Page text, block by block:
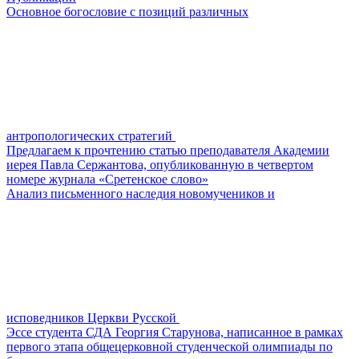
Основное богословие с позиций различных
антропологических стратегий
Предлагаем к прочтению статью преподавателя Академии
иерея Павла Сержантова, опубликованную в четвертом
номере журнала «Сретенское слово»
Анализ письменного наследия новомучеников и
исповедников Церкви Русской
Эссе студента СДА Георгия Старунова, написанное в рамках
первого этапа общецерковной студенческой олимпиады по